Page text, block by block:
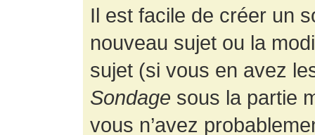
Il est facile de créer un
nouveau sujet ou la
sujet (si vous en avez
Sondage sous la partie
vous n’avez